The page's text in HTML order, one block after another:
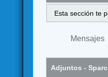
Esta sección te
Mensajes
Adjuntos -